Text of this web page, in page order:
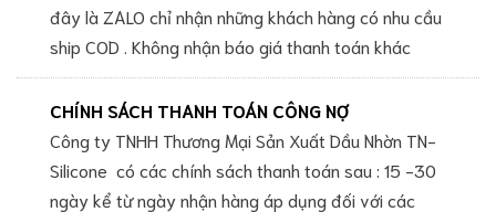
đây là ZALO chỉ nhận những khách hàng có nhu cầu
ship COD . Không nhận báo giá thanh toán khác
CHÍNH SÁCH THANH TOÁN CÔNG NỢ
Công ty TNHH Thương Mại Sản Xuất Dầu Nhờn TN-
Silicone có các chính sách thanh toán sau : 15 -30
ngày kể từ ngày nhận hàng áp dụng đối với các